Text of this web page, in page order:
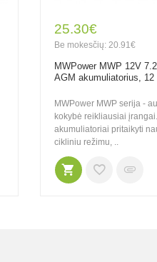
25.30€
Be mokesčių: 20.91€
MWPower MWP 12V
AGM akumuliatorius, 12
MWPower MWP serija -
kokybė reikliausiai
akumuliatoriai pritaikyti
cikliniu režimu, ..